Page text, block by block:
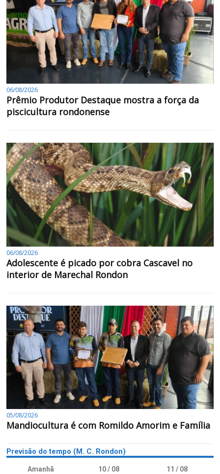
06/08/2026
Prêmio Produtor Destaque mostra a força da
piscicultura rondonense
06/08/2026
Adolescente é picado por cobra Cascavel no
interior de Marechal Rondon
05/08/2026
Mandiocultura é com Romildo Amorim e Família
Previsão do tempo (M. C. Rondon)
Amanhã 10 / 08 11 / 08